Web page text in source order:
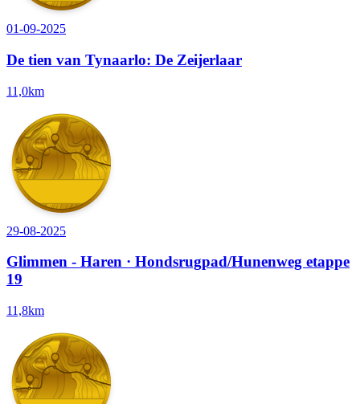
01-09-2025
De tien van Tynaarlo: De Zeijerlaar
11,0km
29-08-2025
Glimmen - Haren · Hondsrugpad/Hunenweg etappe
19
11,8km